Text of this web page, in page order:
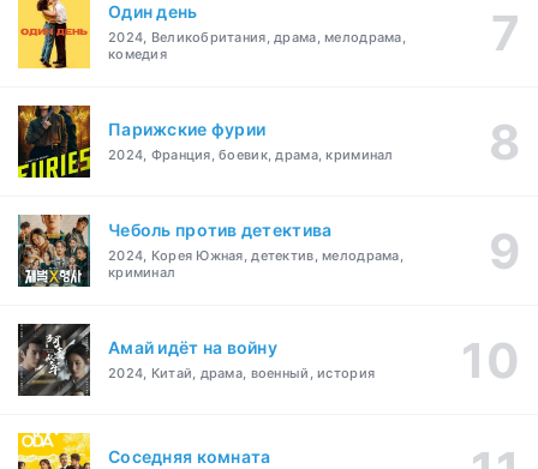
Один день
2024, Великобритания, драма, мелодрама,
комедия
Парижские фурии
2024, Франция, боевик, драма, криминал
Чеболь против детектива
2024, Корея Южная, детектив, мелодрама,
криминал
Амай идёт на войну
2024, Китай, драма, военный, история
Соседняя комната